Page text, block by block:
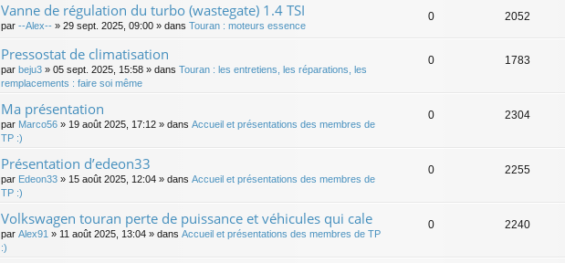
Vanne de régulation du turbo (wastegate) 1.4 TSI
par --Alex-- » 29 sept. 2025, 09:00 » dans Touran : moteurs essence
0 2052
Pressostat de climatisation
par beju3 » 05 sept. 2025, 15:58 » dans Touran : les entretiens, les réparations, les
remplacements : faire soi même
0 1783
Ma présentation
par Marco56 » 19 août 2025, 17:12 » dans Accueil et présentations des membres de
TP :)
0 2304
Présentation d’edeon33
par Edeon33 » 15 août 2025, 12:04 » dans Accueil et présentations des membres de
TP :)
0 2255
Volkswagen touran perte de puissance et véhicules qui cale
par Alex91 » 11 août 2025, 13:04 » dans Accueil et présentations des membres de TP
:)
0 2240